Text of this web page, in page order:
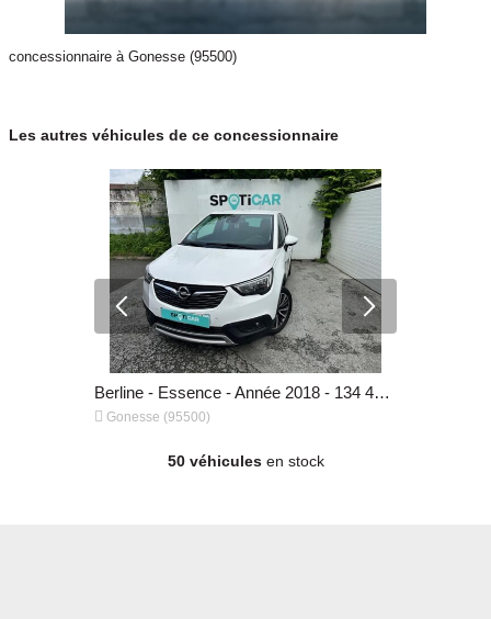
concessionnaire à Gonesse (95500)
Les autres véhicules de ce concessionnaire
Berline - Essence - Année 2018 - 134 401 km, 8 880 €
 Gonesse (95500)
50 véhiculesen stock